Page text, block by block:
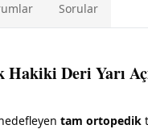
Sorular
Deri Yarı
tam ortopedik